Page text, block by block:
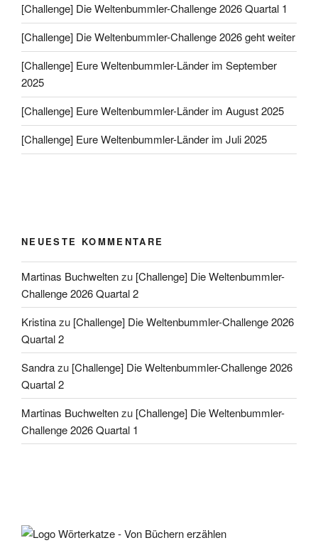
[Challenge] Die Weltenbummler-Challenge 2026 Quartal 1
[Challenge] Die Weltenbummler-Challenge 2026 geht weiter
[Challenge] Eure Weltenbummler-Länder im September
2025
[Challenge] Eure Weltenbummler-Länder im August 2025
[Challenge] Eure Weltenbummler-Länder im Juli 2025
NEUESTE KOMMENTARE
Martinas Buchweltenzu [Challenge] Die Weltenbummler-
Challenge 2026 Quartal 2
Kristinazu [Challenge] Die Weltenbummler-Challenge 2026
Quartal 2
Sandrazu [Challenge] Die Weltenbummler-Challenge 2026
Quartal 2
Martinas Buchweltenzu [Challenge] Die Weltenbummler-
Challenge 2026 Quartal 1